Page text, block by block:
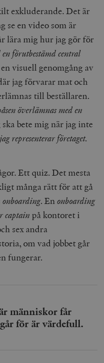
exkluderande. Det är
se en video som är
lära mig hur jag gör för
förutbestämd central
en visuell genomgång av
jag förvarar mat och
till beställaren.
överlämnas med en
ska bete mig när jag inte
representerar företaget.
Ett quiz. Det mesta
många rätt för att gå
onboarding. Enonboarding
captain på kontoret i
sex andra
om vad jobbet går
fungerar.
människor får
för är värdefull.